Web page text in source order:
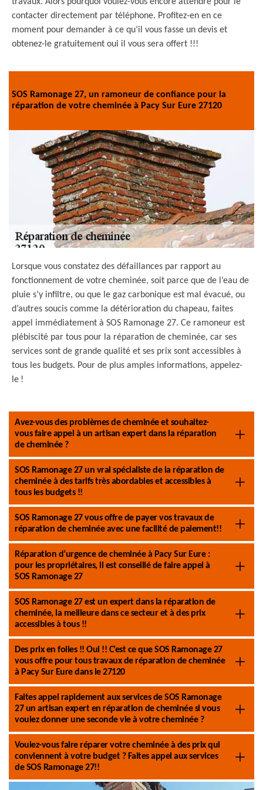
contacter directement par téléphone. Profitez-en en ce
moment pour demander à ce qu’il vous fasse un devis et
obtenez-le gratuitement oui il vous sera offert !!!
SOS Ramonage 27, un ramoneur de confiance pour la
réparation de votre cheminée à Pacy Sur Eure 27120
Lorsque vous constatez des défaillances par rapport au
fonctionnement de votre cheminée, soit parce que de l’eau de
pluie s’y infiltre, ou que le gaz carbonique est mal évacué, ou
d’autres soucis comme la détérioration du chapeau, faites
appel immédiatement à SOS Ramonage 27. Ce ramoneur est
plébiscité par tous pour la réparation de cheminée, car ses
services sont de grande qualité et ses prix sont accessibles à
tous les budgets. Pour de plus amples informations, appelez-
le !
Avez-vous des problèmes de cheminée et souhaitez-
vous faire appel à un artisan expert dans la réparation
de cheminée ?
SOS Ramonage 27 un vrai spécialiste de la réparation de
cheminée à des tarifs très abordables et accessibles à
tous les budgets !!
SOS Ramonage 27 vous offre de payer vos travaux de
réparation de cheminée avec une facilité de paiement!!
Réparation d’urgence de cheminée à Pacy Sur Eure :
pour les propriétaires, il est conseillé de faire appel à
SOS Ramonage 27
SOS Ramonage 27 est un expert dans la réparation de
cheminée, la meilleure dans ce secteur et à des prix
accessibles à tous !!
Des prix en folies !! Oui !! C’est ce que SOS Ramonage 27
vous offre pour tous travaux de réparation de cheminée
à Pacy Sur Eure dans le 27120
Faites appel rapidement aux services de SOS Ramonage
27 un artisan expert en réparation de cheminée si vous
voulez donner une seconde vie à votre cheminée ?
Voulez-vous faire réparer votre cheminée à des prix qui
conviennent à votre budget ? Faites appel aux services
de SOS Ramonage 27!!